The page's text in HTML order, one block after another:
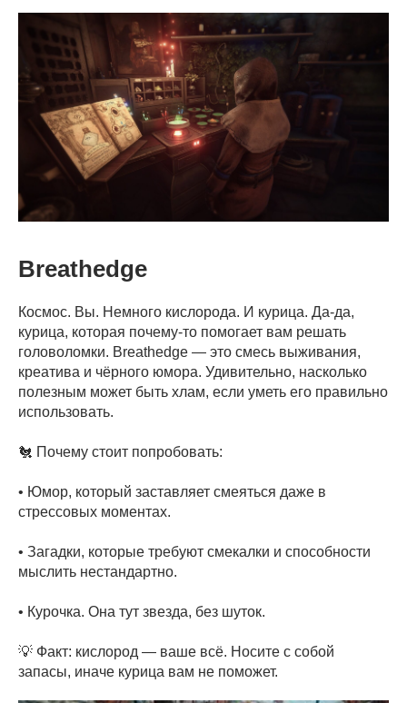
Breathedge
Космос. Вы. Немного кислорода. И курица. Да-да,
курица, которая почему-то помогает вам решать
головоломки. Breathedge — это смесь выживания,
креатива и чёрного юмора. Удивительно, насколько
полезным может быть хлам, если уметь его правильно
использовать.
🐔 Почему стоит попробовать:
• Юмор, который заставляет смеяться даже в
стрессовых моментах.
• Загадки, которые требуют смекалки и способности
мыслить нестандартно.
• Курочка. Она тут звезда, без шуток.
💡 Факт: кислород — ваше всё. Носите с собой
запасы, иначе курица вам не поможет.